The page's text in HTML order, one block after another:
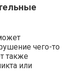
чего-то
также
или